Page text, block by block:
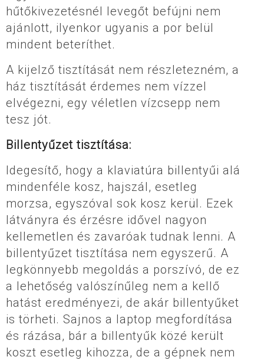
hűtőkivezetésnél levegőt befújni nem
ajánlott, ilyenkor ugyanis a por belül
mindent beteríthet.
A kijelző tisztítását nem részletezném, a
ház tisztítását érdemes nem vízzel
elvégezni, egy véletlen vízcsepp nem
tesz jót.
Billentyűzet tisztítása:
Idegesítő, hogy a klaviatúra billentyűi alá
mindenféle kosz, hajszál, esetleg
morzsa, egyszóval sok kosz kerül. Ezek
látványra és érzésre idővel nagyon
kellemetlen és zavaróak tudnak lenni. A
billentyűzet tisztítása nem egyszerű. A
legkönnyebb megoldás a porszívó, de ez
a lehetőség valószínűleg nem a kellő
hatást eredményezi, de akár billentyűket
is törheti. Sajnos a laptop megfordítása
és rázása, bár a billentyűk közé került
koszt esetleg kihozza, de a gépnek nem